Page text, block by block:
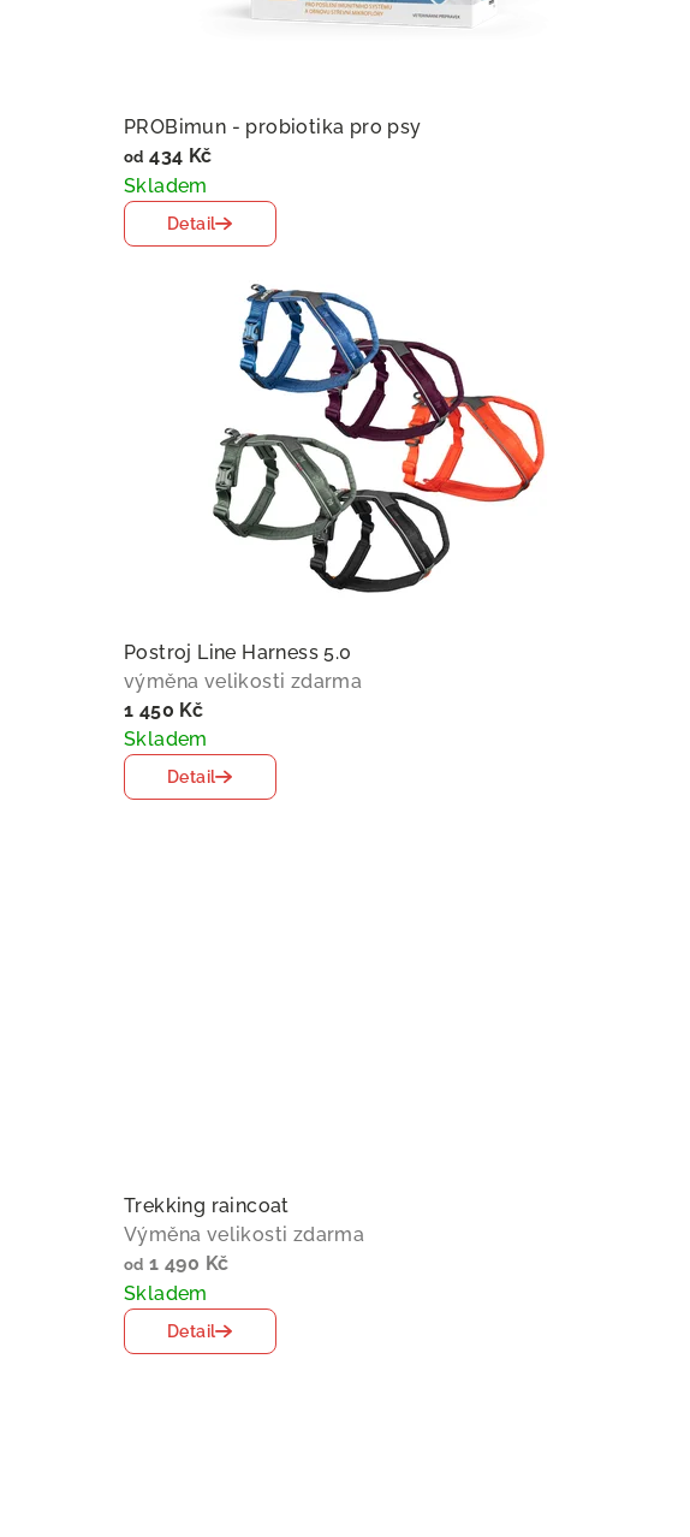
c
z
PROBimun - probiotika pro psy
od 434 Kč
Skladem
Detail
Postroj Line Harness 5.0
výměna velikosti zdarma
1 450 Kč
Skladem
Detail
Trekking raincoat
Výměna velikosti zdarma
od 1 490 Kč
Skladem
Detail